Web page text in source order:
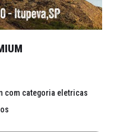
com categoria eletricas